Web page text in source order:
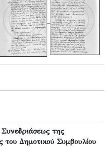
της
του Δημοτικού Συμβουλίου